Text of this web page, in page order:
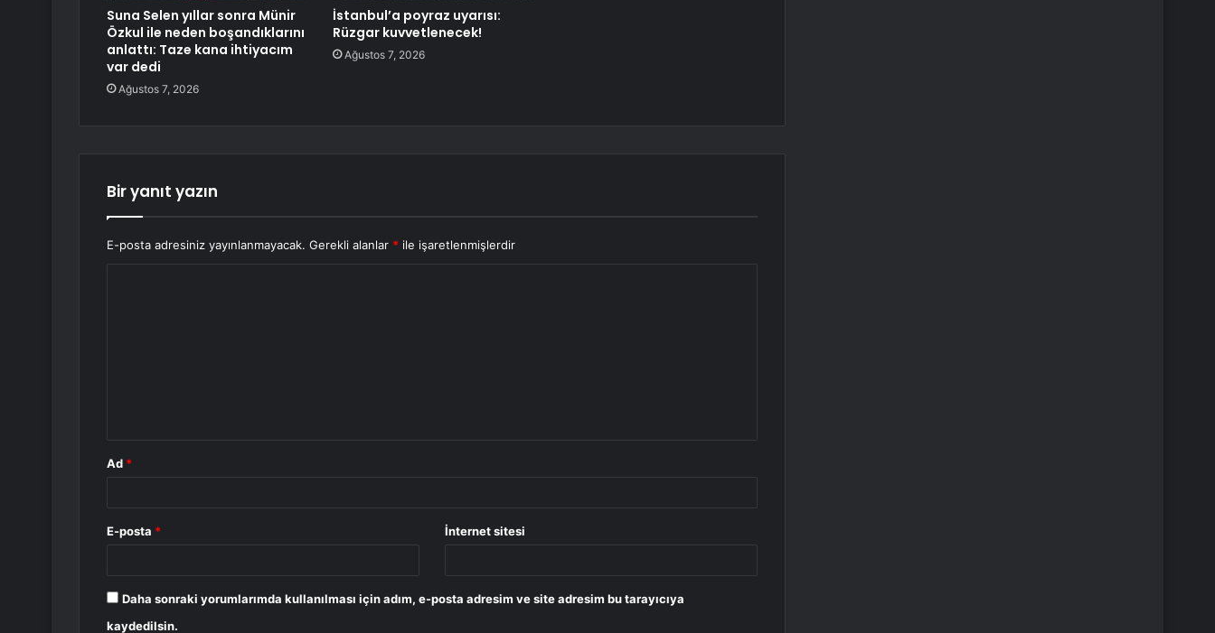
Suna Selen yıllar sonra Münir
Özkul ile neden boşandıklarını
anlattı: Taze kana ihtiyacım
var dedi
Ağustos 7, 2026
İstanbul’a poyraz uyarısı:
Rüzgar kuvvetlenecek!
Ağustos 7, 2026
Bir yanıt yazın
E-posta adresiniz yayınlanmayacak. Gerekli alanlar * ile işaretlenmişlerdir
Ad *
E-posta * İnternet sitesi
Daha sonraki yorumlarımda kullanılması için adım, e-posta adresim ve site adresim bu tarayıcıya
kaydedilsin.